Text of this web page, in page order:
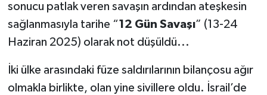
sonucu patlak veren savaşın ardından ateşkesin
sağlanmasıyla tarihe “12 Gün Savaşı” (13-24
Haziran 2025) olarak not düşüldü...
İki ülke arasındaki füze saldırılarının bilançosu ağır
olmakla birlikte, olan yine sivillere oldu. İsrail’de